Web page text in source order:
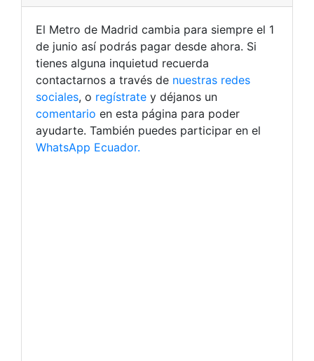
El Metro de Madrid cambia para siempre el 1
de junio así podrás pagar desde ahora. Si
tienes alguna inquietud recuerda
contactarnos a través de nuestras redes
sociales, o regístrate y déjanos un
comentario en esta página para poder
ayudarte. También puedes participar en el
WhatsApp Ecuador.